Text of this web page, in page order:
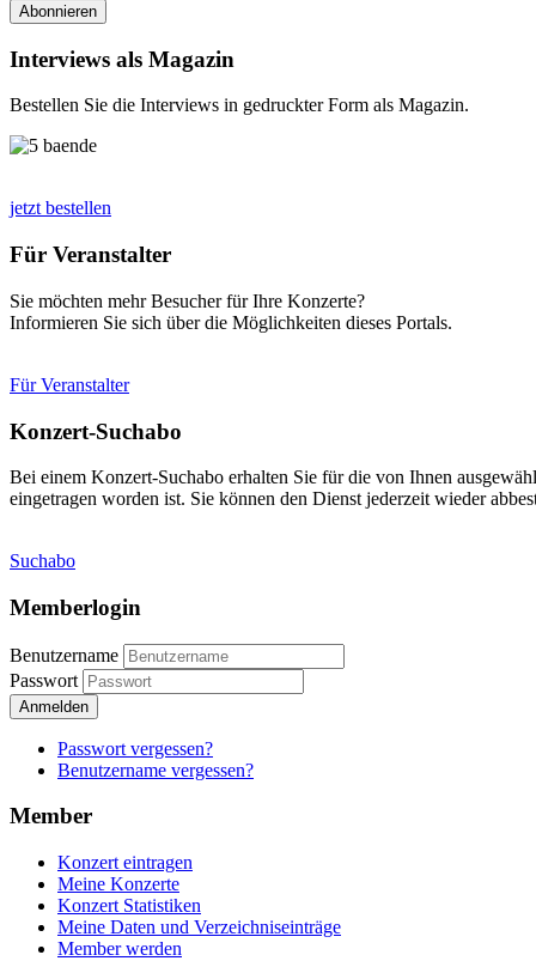
Abonnieren
Interviews als Magazin
Bestellen Sie die Interviews in gedruckter Form als Magazin.
jetzt bestellen
Für Veranstalter
Sie möchten mehr Besucher für Ihre Konzerte?
Informieren Sie sich über die Möglichkeiten dieses Portals.
Für Veranstalter
Konzert-Suchabo
Bei einem Konzert-Suchabo erhalten Sie für die von Ihnen
eingetragen worden ist. Sie können den Dienst jederzeit wieder
Suchabo
Memberlogin
Benutzername
Passwort
Anmelden
Passwort vergessen?
Benutzername vergessen?
Member
Konzert eintragen
Meine Konzerte
Konzert Statistiken
Meine Daten und Verzeichniseinträge
Member werden